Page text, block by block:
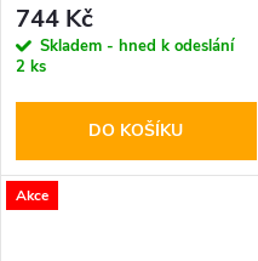
Selfie Stick Tripod Black
744 Kč
Skladem - hned k odeslání
2 ks
DO KOŠÍKU
Akce